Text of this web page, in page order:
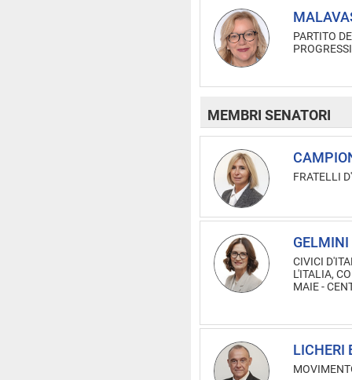
PARTITO
MEMBRI SENATORI
FRATELLI
CIVICI
L'ITALIA,
MAIE -
LICHERI